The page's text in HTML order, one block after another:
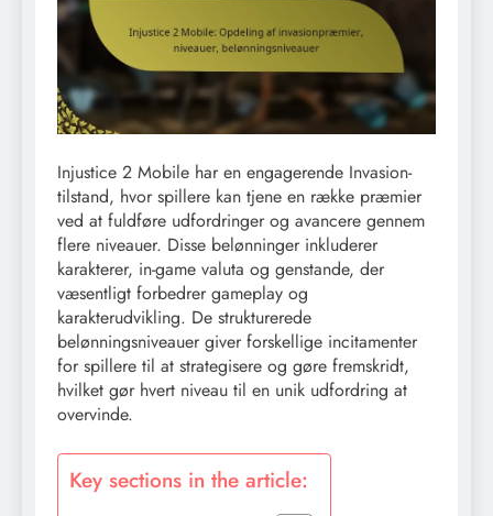
Injustice 2 Mobile har en engagerende Invasion-
tilstand, hvor spillere kan tjene en række præmier
ved at fuldføre udfordringer og avancere gennem
flere niveauer. Disse belønninger inkluderer
karakterer, in-game valuta og genstande, der
væsentligt forbedrer gameplay og
karakterudvikling. De strukturerede
belønningsniveauer giver forskellige incitamenter
for spillere til at strategisere og gøre fremskridt,
hvilket gør hvert niveau til en unik udfordring at
overvinde.
Key sections in the article: